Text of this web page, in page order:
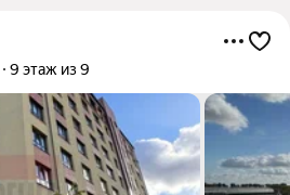
9 этаж из 9